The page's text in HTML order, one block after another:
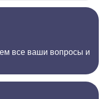
все ваши вопросы и